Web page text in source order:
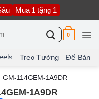
Mua 1 tặng 1
0
Treo Tường Để Bàn
GM-114GEM-1A9DR
1A9DR